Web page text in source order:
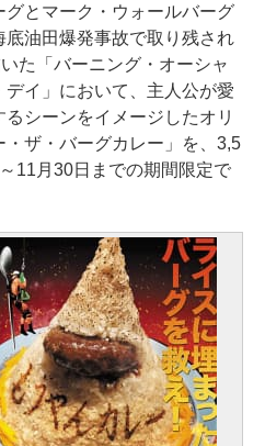
とマーク・ウォールバーグ
油田爆発事故で取り残され
た「バーニング・オーシャ
イ」において、主人公が愛
シーンをイメージしたオリ
ザ・バーグカレー」を、3,5
11月30日までの期間限定で